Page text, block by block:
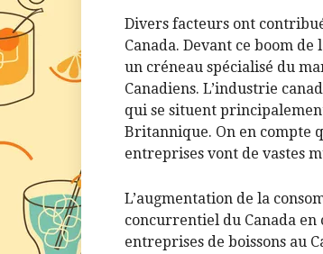
Divers facteurs ont
Canada. Devant ce boom
un créneau spécialisé du
Canadiens. L’industrie
qui se situent
Britannique. On en compte
entreprises vont de vastes
L’augmentation de la
concurrentiel du Canada en
entreprises de boissons au